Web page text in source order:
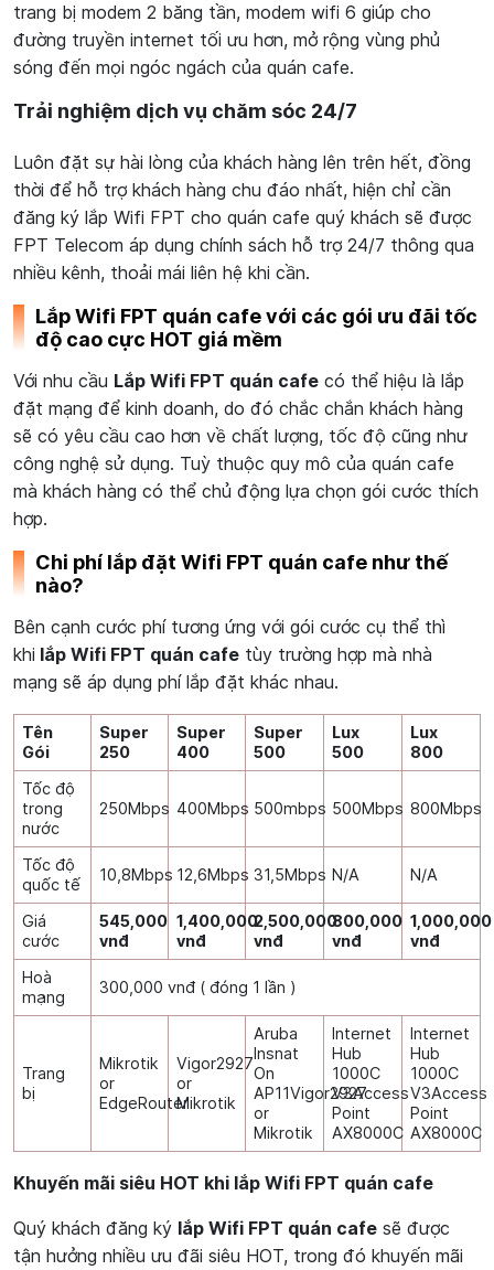
trang bị modem 2 băng tần, modem wifi 6 giúp cho
đường truyền internet tối ưu hơn, mở rộng vùng phủ
sóng đến mọi ngóc ngách của quán cafe.
Trải nghiệm dịch vụ chăm sóc 24/7
Luôn đặt sự hài lòng của khách hàng lên trên hết, đồng
thời để hỗ trợ khách hàng chu đáo nhất, hiện chỉ cần
đăng ký lắp Wifi FPT cho quán cafe quý khách sẽ được
FPT Telecom áp dụng chính sách hỗ trợ 24/7 thông qua
nhiều kênh, thoải mái liên hệ khi cần.
Lắp Wifi FPT quán cafe với các gói ưu đãi tốc
độ cao cực HOT giá mềm
Với nhu cầu Lắp Wifi FPT quán cafe có thể hiệu là lắp
đặt mạng để kinh doanh, do đó chắc chắn khách hàng
sẽ có yêu cầu cao hơn về chất lượng, tốc độ cũng như
công nghệ sử dụng. Tuỳ thuộc quy mô của quán cafe
mà khách hàng có thể chủ động lựa chọn gói cước thích
hợp.
Chi phí lắp đặt Wifi FPT quán cafe như thế
nào?
Bên cạnh cước phí tương ứng với gói cước cụ thể thì
khi lắp Wifi FPT quán cafe tùy trường hợp mà nhà
mạng sẽ áp dụng phí lắp đặt khác nhau.
Tên
Gói
Super
250
Super
400
Super
500
Lux
500
Lux
800
Tốc độ
trong
nước
250Mbps 400Mbps 500mbps 500Mbps 800Mbps
Tốc độ
quốc tế
10,8Mbps 12,6Mbps 31,5Mbps N/A N/A
Giá
cước
545,000
vnđ
1,400,000
vnđ
2,500,000
vnđ
800,000
vnđ
1,000,000
vnđ
Hoà
mạng
300,000 vnđ ( đóng 1 lần )
Trang
bị
Mikrotik
or
EdgeRouter
Vigor2927
or
Mikrotik
Aruba
Insnat
On
AP11Vigor2927
or
Mikrotik
Internet
Hub
1000C
V3Access
Point
AX8000C
Internet
Hub
1000C
V3Access
Point
AX8000C
Khuyến mãi siêu HOT khi lắp Wifi FPT quán cafe
Quý khách đăng ký lắp Wifi FPT quán cafe sẽ được
tận hưởng nhiều ưu đãi siêu HOT, trong đó khuyến mãi